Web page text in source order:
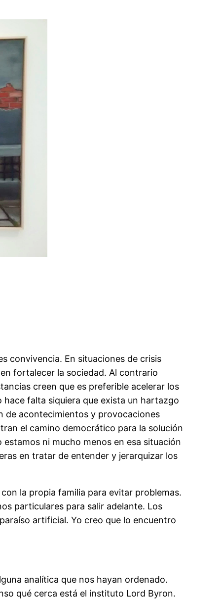
convivencia. En situaciones de crisis
fortalecer la sociedad. Al contrario
creen que es preferible acelerar los
falta siquiera que exista un hartazgo
de acontecimientos y provocaciones
el camino democrático para la solución
ni mucho menos en esa situación
en tratar de entender y jerarquizar los
la propia familia para evitar problemas.
particulares para salir adelante. Los
artificial. Yo creo que lo encuentro
analítica que nos hayan ordenado.
qué cerca está el instituto Lord Byron.